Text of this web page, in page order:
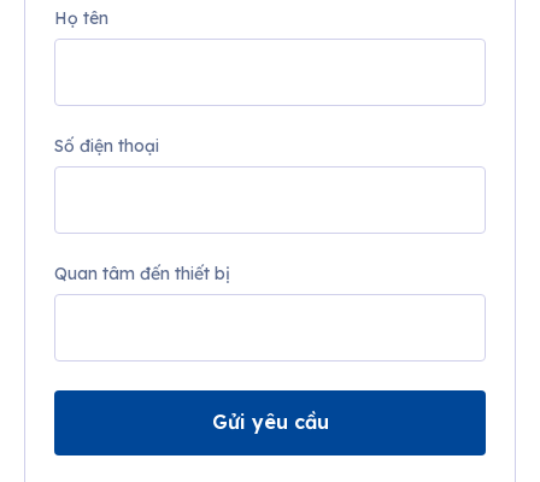
Họ tên
Số điện thoại
Quan tâm đến thiết bị
Gửi yêu cầu